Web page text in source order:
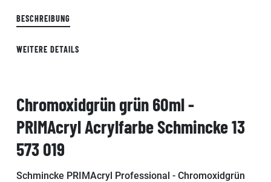
BESCHREIBUNG
WEITERE DETAILS
Chromoxidgrün grün 60ml -
PRIMAcryl Acrylfarbe Schmincke 13
573 019
Schmincke PRIMAcryl Professional - Chromoxidgrün